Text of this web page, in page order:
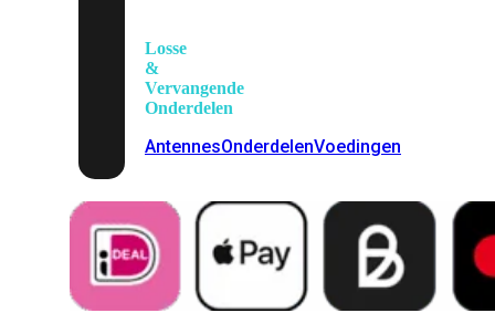
Losse
&
Vervangende
Onderdelen
AntennesOnderdelenVoedingen